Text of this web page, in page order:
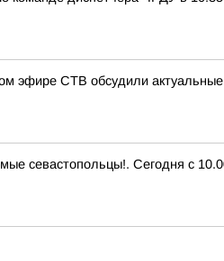
эфире СТВ обсудили
севастопольцы!. Сегодня с